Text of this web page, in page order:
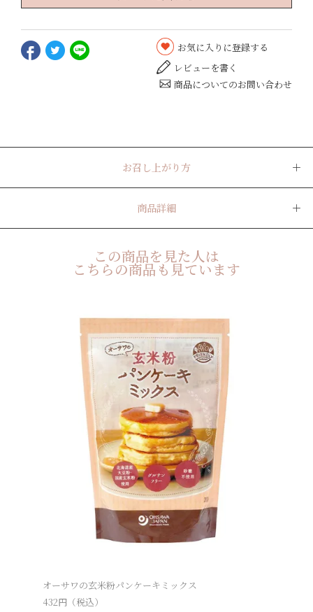
お気に入りに登録する
レビューを書く
商品についてのお問い合わせ
お召し上がり方
商品詳細
この商品を見た人は
こちらの商品も見ています
オーサワの玄米粉パンケーキミックス
432円（税込）